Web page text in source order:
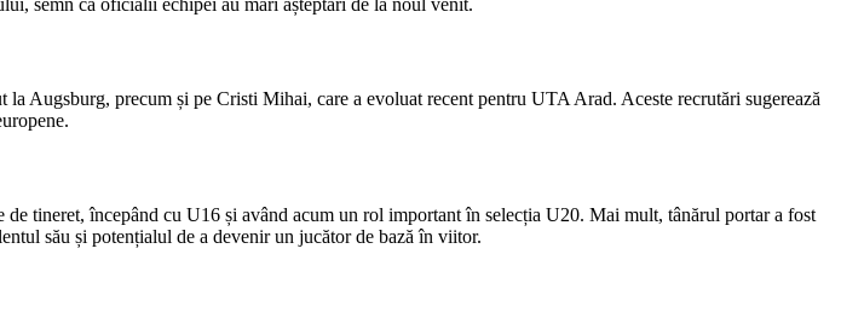
semn că oficialii echipei au mari așteptări de la noul venit.
Augsburg, precum și pe Cristi Mihai, care a evoluat recent pentru UTA Arad. Aceste recrutări sugerează
tineret, începând cu U16 și având acum un rol important în selecția U20. Mai mult, tânărul portar a fost
său și potențialul de a devenir un jucător de bază în viitor.